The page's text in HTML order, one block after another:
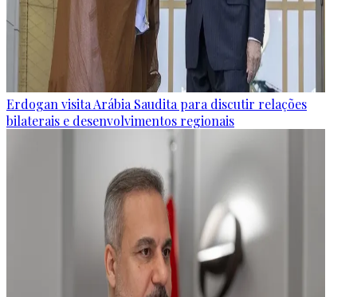
Erdogan visita Arábia Saudita para discutir relações
bilaterais e desenvolvimentos regionais